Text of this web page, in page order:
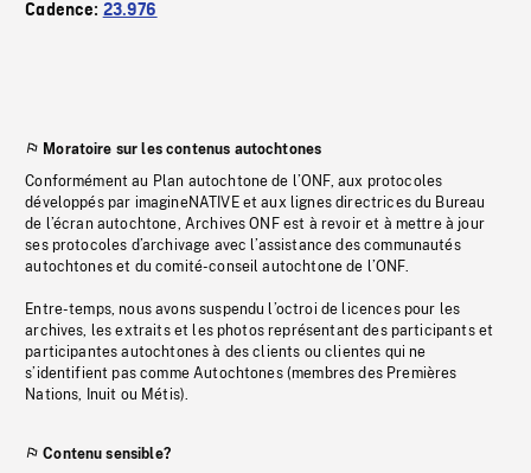
Cadence: 23.976
Moratoire sur les contenus autochtones
Conformément au Plan autochtone de l’ONF, aux protocoles
développés par imagineNATIVE et aux lignes directrices du Bureau
de l’écran autochtone, Archives ONF est à revoir et à mettre à jour
ses protocoles d’archivage avec l’assistance des communautés
autochtones et du comité-conseil autochtone de l’ONF.
Entre-temps, nous avons suspendu l’octroi de licences pour les
archives, les extraits et les photos représentant des participants et
participantes autochtones à des clients ou clientes qui ne
s’identifient pas comme Autochtones (membres des Premières
Nations, Inuit ou Métis).
Contenu sensible?